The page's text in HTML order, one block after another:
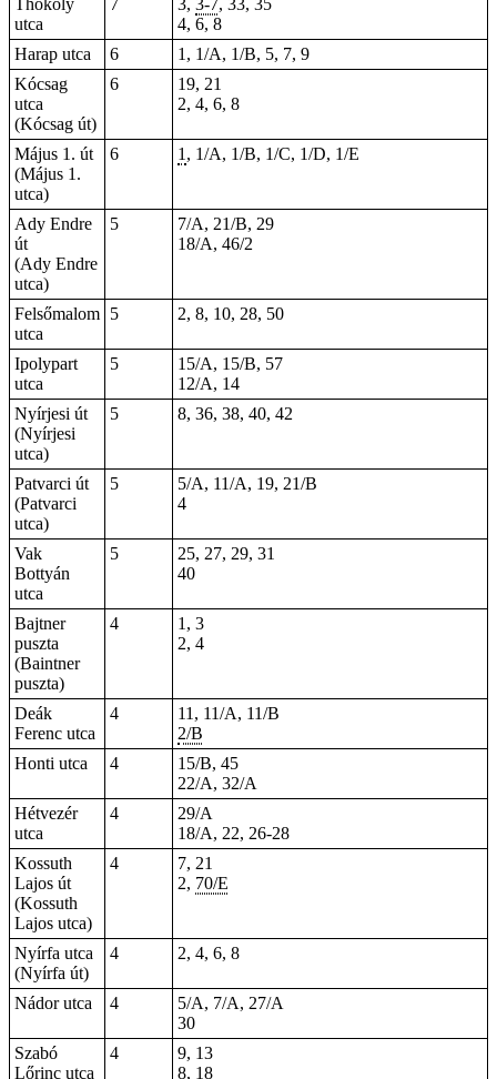
Thököly
utca
7 3, 3-7, 33, 35
4, 6, 8
Harap utca
6
1, 1/A, 1/B, 5, 7, 9
Kócsag
utca
(Kócsag út)
6
19, 21
2, 4, 6, 8
Május 1. út
(Május 1.
utca)
6 1 , 1/A, 1/B, 1/C, 1/D, 1/E
Ady Endre
út
(Ady Endre
utca)
5
7/A, 21/B, 29
18/A, 46/2
Felsőmalom
utca
5 2, 8, 10, 28, 50
Ipolypart
utca
5
15/A, 15/B, 57
12/A, 14
Nyírjesi út
(Nyírjesi
utca)
5 8, 36, 38, 40, 42
Patvarci út
(Patvarci
utca)
5
5/A, 11/A, 19, 21/B
4
Vak
Bottyán
utca
5
25, 27, 29, 31
40
Bajtner
puszta
(Baintner
puszta)
4
1, 3
2, 4
Deák
Ferenc utca
4
11, 11/A, 11/B
2/B
Honti utca
4
15/B, 45
22/A, 32/A
Hétvezér
utca
4
29/A
18/A, 22, 26-28
Kossuth
Lajos út
(Kossuth
Lajos utca)
4
7, 21
2, 70/E
Nyírfa utca
(Nyírfa út)
4 2, 4, 6, 8
Nádor utca 4
5/A, 7/A, 27/A
30
Szabó
Lőrinc utca
4
9, 13
8, 18